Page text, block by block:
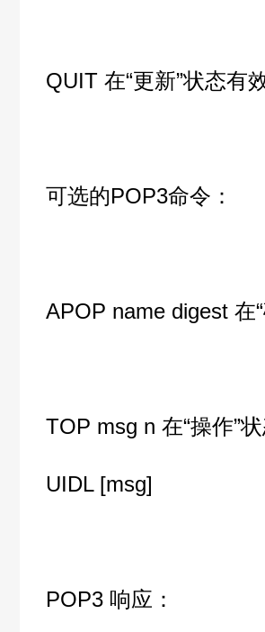
QUIT 在“更新”状态有
可选的POP3命令：
APOP name digest 在
TOP msg n 在“操作”
UIDL [msg]
POP3 响应：